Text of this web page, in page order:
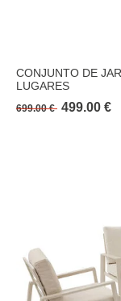
CONJUNTO DE
LUGARES
699.00 € 499.00 €